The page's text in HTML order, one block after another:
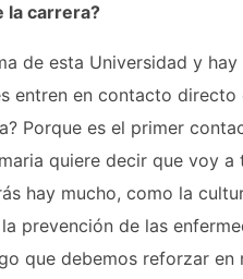
la carrera?
de esta Universidad y
entren en contacto
Porque es el primer
quiere decir que voy
hay mucho, como la
prevención de las
que debemos reforzar